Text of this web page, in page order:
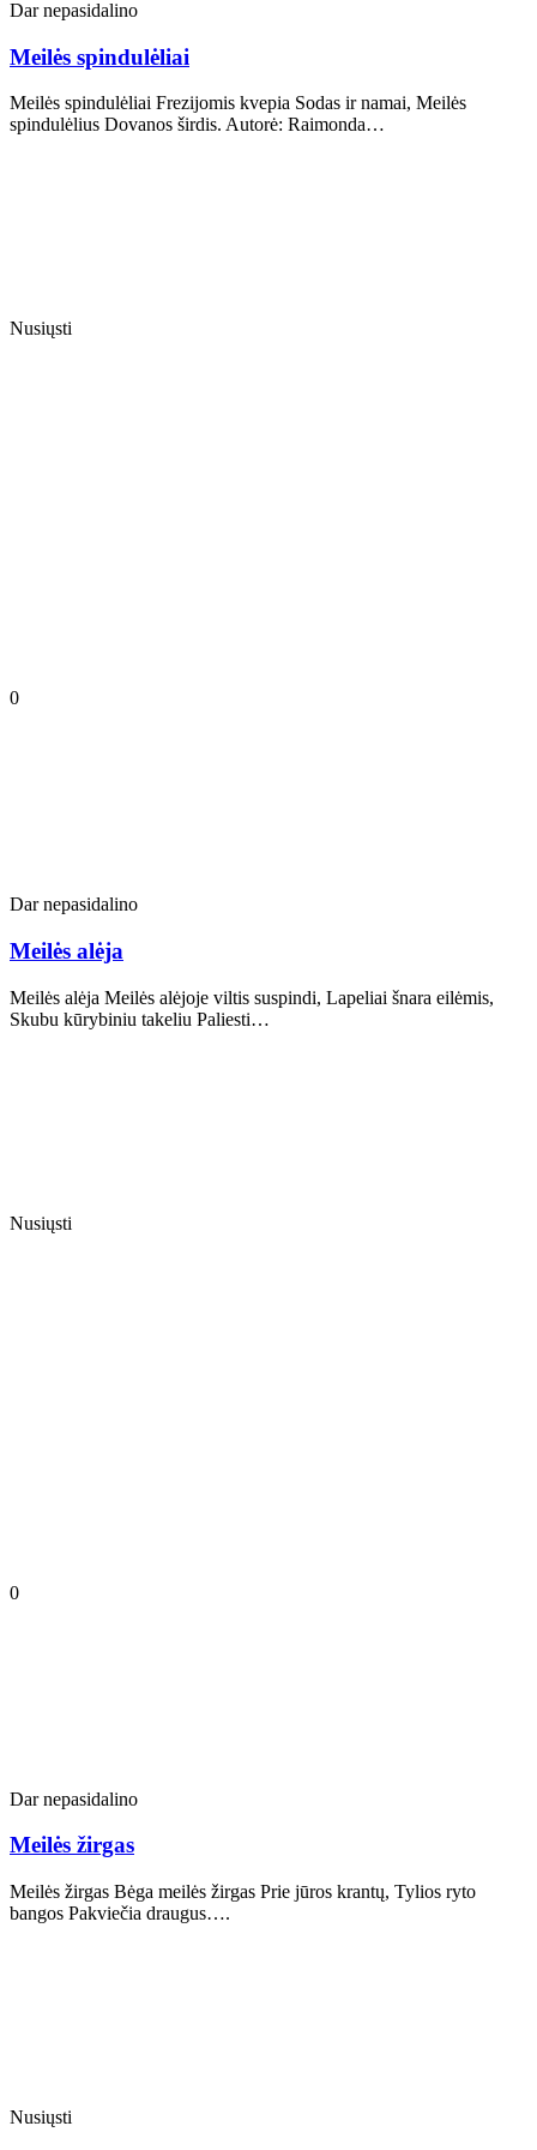
Dar nepasidalino
Meilės spindulėliai
Meilės spindulėliai Frezijomis kvepia Sodas ir namai, Meilės
spindulėlius Dovanos širdis. Autorė: Raimonda…
Nusiųsti
0
Dar nepasidalino
Meilės alėja
Meilės alėja Meilės alėjoje viltis suspindi, Lapeliai šnara eilėmis,
Skubu kūrybiniu takeliu Paliesti…
Nusiųsti
0
Dar nepasidalino
Meilės žirgas
Meilės žirgas Bėga meilės žirgas Prie jūros krantų, Tylios ryto
bangos Pakviečia draugus….
Nusiųsti